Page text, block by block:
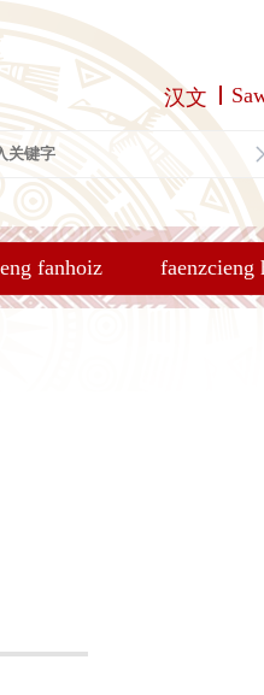
汉文
fanhoiz faenzcieng